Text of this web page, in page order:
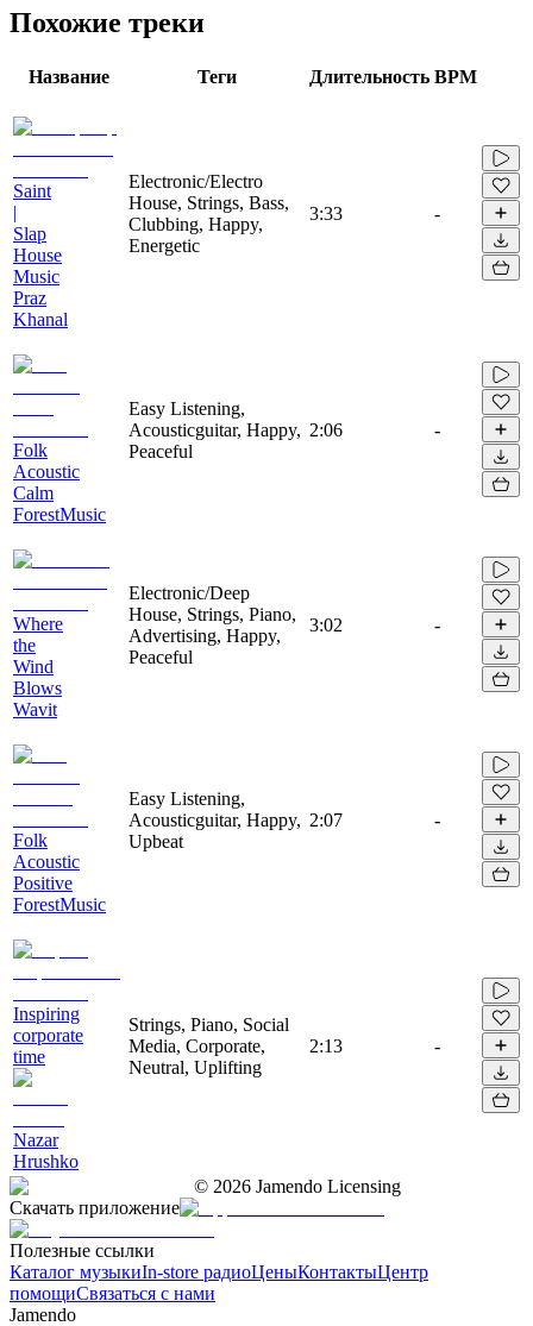
Похожие треки
Название Теги Длительность BPM
Saint
|
Slap
House
Music
Praz
Khanal
Electronic/Electro
House, Strings, Bass,
Clubbing, Happy,
Energetic
3:33 -
Folk
Acoustic
Calm
ForestMusic
Easy Listening,
Acousticguitar, Happy,
Peaceful
2:06 -
Where
the
Wind
Blows
Wavit
Electronic/Deep
House, Strings, Piano,
Advertising, Happy,
Peaceful
3:02 -
Folk
Acoustic
Positive
ForestMusic
Easy Listening,
Acousticguitar, Happy,
Upbeat
2:07 -
Inspiring
corporate
time
Nazar
Hrushko
Strings, Piano, Social
Media, Corporate,
Neutral, Uplifting
2:13 -
© 2026 Jamendo Licensing
Скачать приложение
Полезные ссылки
Каталог музыкиIn-store радиоЦеныКонтактыЦентр
помощиСвязаться с нами
Jamendo